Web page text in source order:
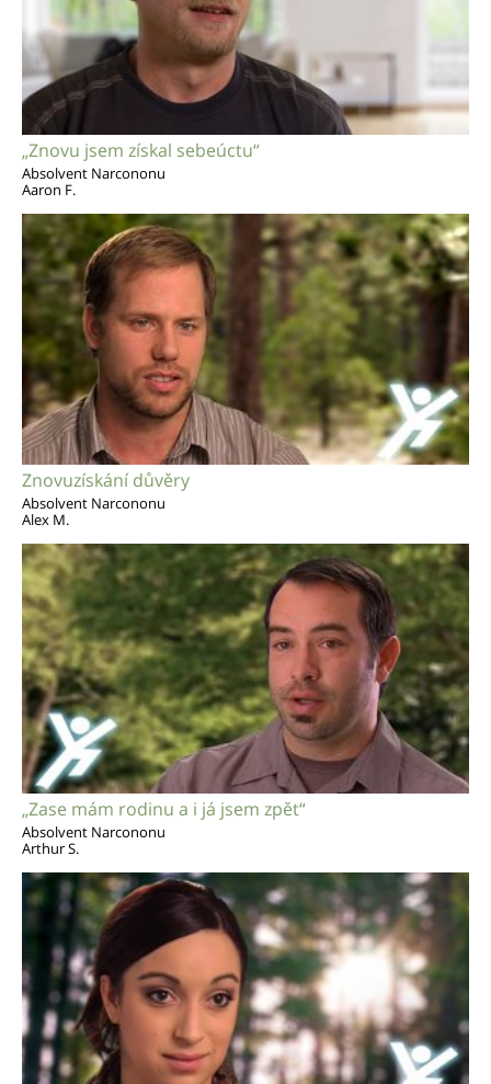
„Znovu jsem získal sebeúctu“
Absolvent Narcononu
Aaron F.
Znovuzískání důvěry
Absolvent Narcononu
Alex M.
„Zase mám rodinu a i já jsem zpět“
Absolvent Narcononu
Arthur S.